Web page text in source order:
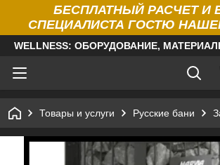
БЕСПЛАТНЫЙ РАСЧЕТ И
СПЕЦИАЛИСТА ГОСТЮ
WELLNESS: ОБОРУДОВАНИЕ,
Товары и услуги Русские бани